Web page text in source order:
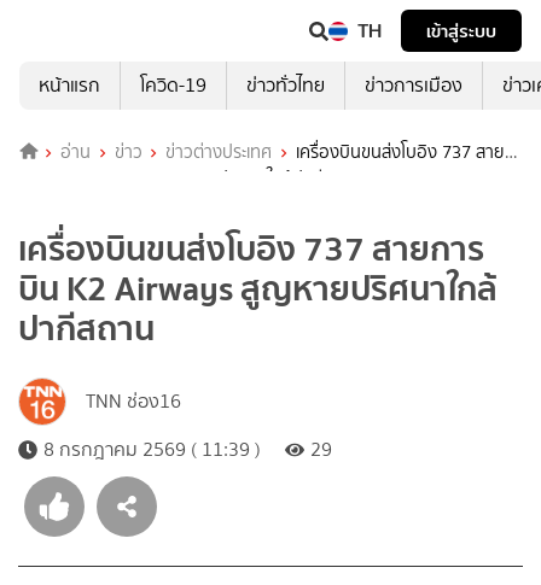
TH
เข้าสู่ระบบ
หน้าแรก
โควิด-19 ข่าวทั่วไทย ข่าวการเมือง ข่าว
อ่าน ข่าว ข่าวต่างประเทศ
เครื่องบินขนส่งโบอิง 737 สาย
การบิน K2 Airways สูญหายปริศนาใกล้ปากีสถาน
เครื่องบินขนส่งโบอิง 737 สายการ
บิน K2 Airways สูญหายปริศนาใกล้
ปากีสถาน
TNN ช่อง16
8 กรกฎาคม 2569 ( 11:39 )
29